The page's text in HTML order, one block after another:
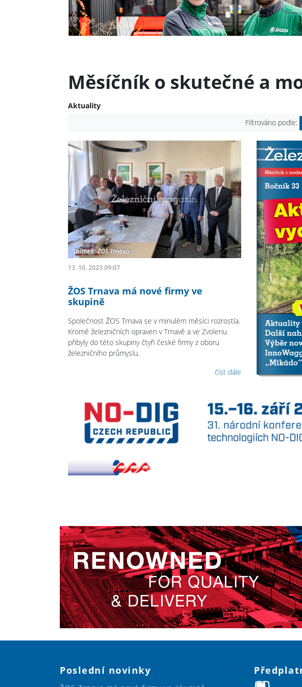
Měsíčník o skutečné a
Aktuality
Filtrováno podle:
13. 10. 2023 09:07
ŽOS Trnava má nové firmy ve
skupině
Společnost ŽOS Trnava se v minulém měsíci rozrostla.
Kromě železničních opraven v Trnavě a ve Zvolenu
přibyly do této skupiny čtyři české firmy z oboru
železničního průmyslu.
číst dále
Poslední novinky